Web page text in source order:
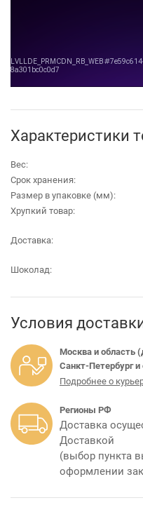
Характеристики
Вес:
Срок хранения:
Размер в упаковке (мм):
Хрупкий товар:
Доставка:
Шоколад:
Условия
Москва и область
Санкт-Петербург и
Подробнее о
Регионы РФ
Доставка
Доставкой
(выбор пункта
оформлении